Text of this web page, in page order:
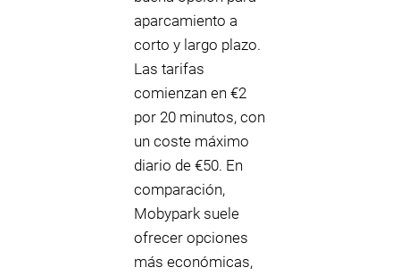
aparcamiento a
corto y largo plazo.
Las tarifas
comienzan en €2
por 20 minutos, con
un coste máximo
diario de €50. En
comparación,
Mobypark suele
ofrecer opciones
más económicas,